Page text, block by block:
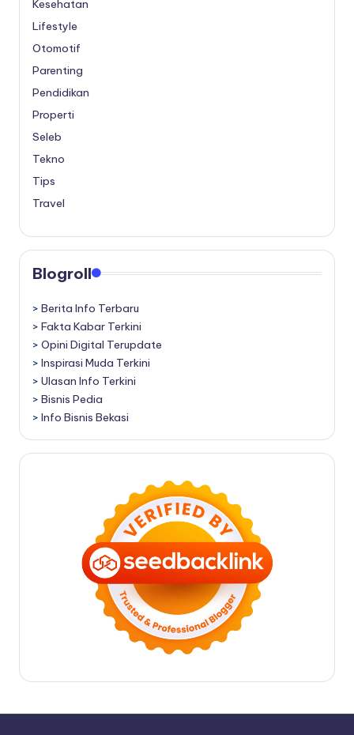
Kesehatan
Lifestyle
Otomotif
Parenting
Pendidikan
Properti
Seleb
Tekno
Tips
Travel
Blogroll
> Berita Info Terbaru
> Fakta Kabar Terkini
> Opini Digital Terupdate
> Inspirasi Muda Terkini
> Ulasan Info Terkini
> Bisnis Pedia
> Info Bisnis Bekasi